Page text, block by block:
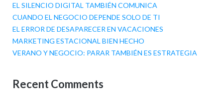
EL SILENCIO DIGITAL TAMBIÉN COMUNICA
CUANDO EL NEGOCIO DEPENDE SOLO DE TI
EL ERROR DE DESAPARECER EN VACACIONES
MARKETING ESTACIONAL BIEN HECHO
VERANO Y NEGOCIO: PARAR TAMBIÉN ES ESTRATEGIA
Recent Comments